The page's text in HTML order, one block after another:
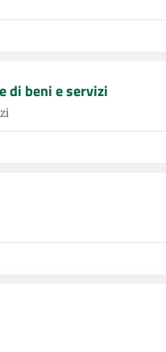
di beni e servizi